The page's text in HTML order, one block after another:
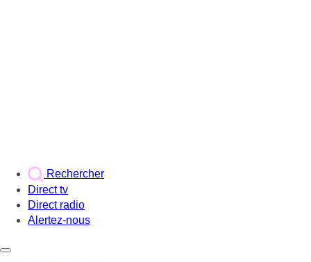
Rechercher
Direct tv
Direct radio
Alertez-nous